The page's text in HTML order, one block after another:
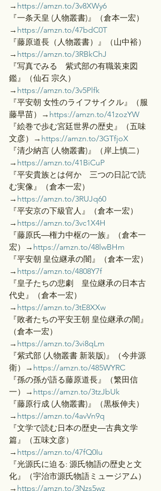
→ https://amzn.to/3v8XWy6
『一条天皇 (人物叢書)』（倉本一宏）
→ https://amzn.to/47bdC0T
『藤原道長（人物叢書）』（山中裕）
→ https://amzn.to/3RBkChJ
『写真でみる　紫式部の有職装束図
鑑』（仙石 宗久）
→ https://amzn.to/3v5Plfk
『平安朝 女性のライフサイクル』（服
藤早苗）→ https://amzn.to/41zozYW
『絵巻で歩む宮廷世界の歴史』（五味
文彦）→ https://amzn.to/3GTfjoX
『清少納言 (人物叢書)』（岸上慎二）
→ https://amzn.to/41BiCuP
『平安貴族とは何か　三つの日記で読
む実像』（倉本一宏）
→ https://amzn.to/3RUJq60
『平安京の下級官人』（倉本一宏）
→ https://amzn.to/3vc1X4H
『藤原氏―権力中枢の一族』（倉本一
宏）→ https://amzn.to/48lwBHm
『平安朝 皇位継承の闇』（倉本一宏）
→ https://amzn.to/4808Y7f
『皇子たちの悲劇　皇位継承の日本古
代史』（倉本一宏）
→ https://amzn.to/3tE8XXw
『敗者たちの平安王朝 皇位継承の闇』
（倉本一宏）
→ https://amzn.to/3vi8qLm
『紫式部 (人物叢書 新装版)』（今井源
衛）→ https://amzn.to/485WYRC
『孫の孫が語る藤原道長』（繁田信
一）→ https://amzn.to/3tzJbUk
『藤原行成 (人物叢書)』（黒板伸夫）
→ https://amzn.to/4avVn9q
『文学で読む日本の歴史―古典文学
篇』（五味文彦）
→ https://amzn.to/47fQ0Iu
『光源氏に迫る: 源氏物語の歴史と文
化』（宇治市源氏物語ミュージアム）
→ https://amzn.to/3Nzs5wz